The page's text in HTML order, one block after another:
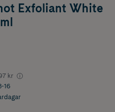
Exfoliant White
kr
16